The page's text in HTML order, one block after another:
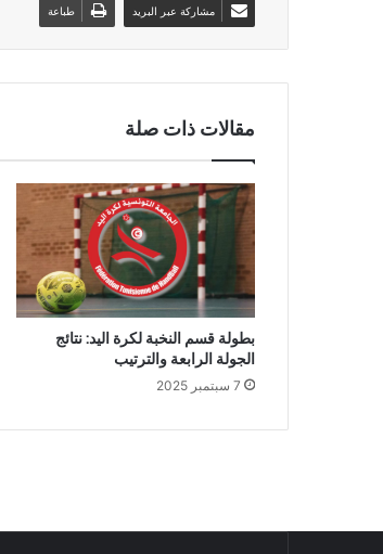
مشاركة عبر البريد طباعة
مقالات ذات صلة
بطولة قسم النخبة لكرة اليد: نتائج
الجولة الرابعة والترتيب
7 سبتمبر 2025